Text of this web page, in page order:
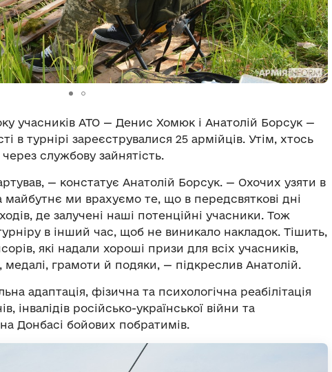
учасників АТО — Денис Хомюк і Анатолій Борсук —
в турнірі зареєструвалися 25 армійців. Утім, хтось
службову зайнятість.
— констатує Анатолій Борсук. — Охочих узяти в
ми врахуємо те, що в передсвяткові дні
де залучені наші потенційні учасники. Тож
в інший час, щоб не виникало накладок. Тішить,
які надали хороші призи для всіх учасників,
грамоти й подяки, — підкреслив Анатолій.
адаптація, фізична та психологічна реабілітація
інвалідів російсько-української війни та
Донбасі бойових побратимів.